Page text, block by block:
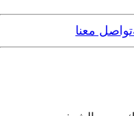
تواصل معنا